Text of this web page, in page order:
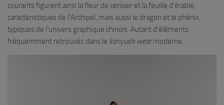
courants figurent ainsi la fleur de cerisier et la feuille d’érable,
caractéristiques de l’Archipel, mais aussi le dragon et le phénix,
typiques de l’univers graphique chinois. Autant d’éléments
fréquemment retrouvés dans le kariyushi wearmoderne.